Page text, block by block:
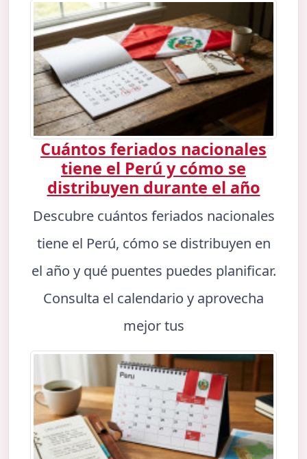
Cuántos feriados nacionales
tiene el Perú y cómo se
distribuyen durante el año
Descubre cuántos feriados nacionales
tiene el Perú, cómo se distribuyen en
el año y qué puentes puedes planificar.
Consulta el calendario y aprovecha
mejor tus